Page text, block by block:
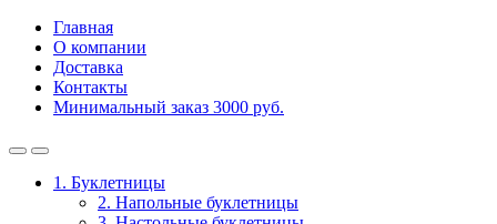
Главная
О компании
Доставка
Контакты
Минимальный заказ 3000 руб.
1. Буклетницы
2. Напольные буклетницы